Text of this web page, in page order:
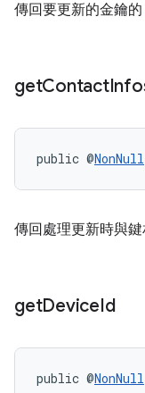
傳回要更新的金鑰的
getContact
public @NonNull
傳回處理更新時與
getDeviceId
public @NonNull